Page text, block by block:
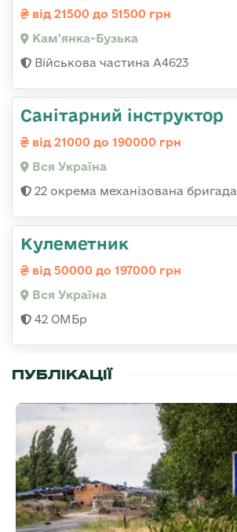
від 21500 до 51500 грн
Кам'янка-Бузька
Військова частина А4623
Санітарний інструктор
від 21000 до 190000 грн
Вся Україна
22 окрема механізована бригада
Кулеметник
від 50000 до 197000 грн
Вся Україна
42 ОМБр
ПУБЛІКАЦІЇ